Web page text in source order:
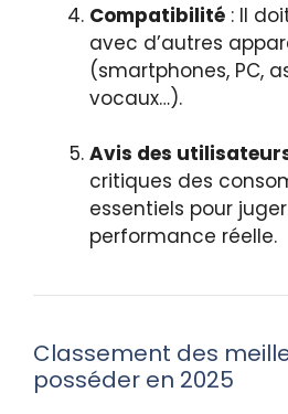
Compatibilité : Il
avec d’autres
(smartphones, PC,
vocaux…).
Avis des
critiques des
essentiels pour
performance réelle.
Classement des
posséder en 2025